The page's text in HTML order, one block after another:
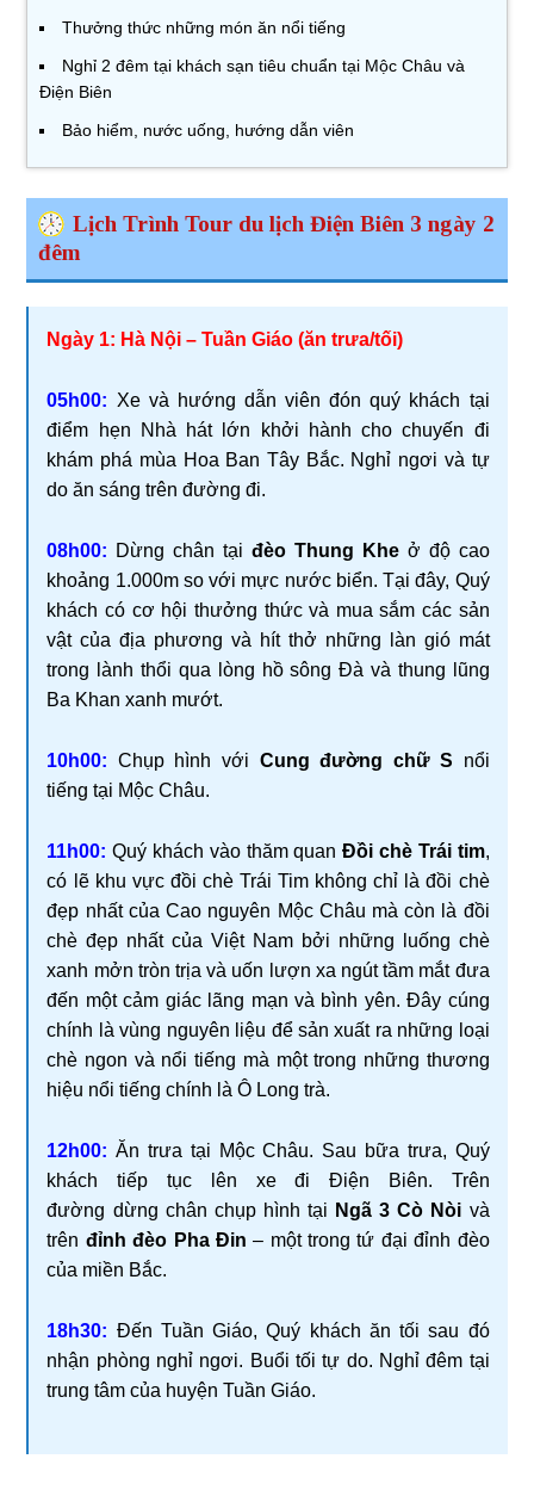
Thưởng thức những món ăn nổi tiếng
Nghỉ 2 đêm tại khách sạn tiêu chuẩn tại Mộc Châu và
Điện Biên
Bảo hiểm, nước uống, hướng dẫn viên
Lịch Trình Tour du lịch Điện Biên 3 ngày 2
đêm
Ngày 1: Hà Nội – Tuần Giáo (ăn trưa/tối)
05h00: Xe và hướng dẫn viên đón quý khách tại
điểm hẹn Nhà hát lớn khởi hành cho chuyến đi
khám phá mùa Hoa Ban Tây Bắc. Nghỉ ngơi và tự
do ăn sáng trên đường đi.
08h00: Dừng chân tạiđèo Thung Khe ở độ cao
khoảng 1.000m so với mực nước biển. Tại đây, Quý
khách có cơ hội thưởng thức và mua sắm các sản
vật của địa phương và hít thở những làn gió mát
trong lành thổi qua lòng hồ sông Đà và thung lũng
Ba Khan xanh mướt.
10h00: Chụp hình với Cung đường chữ S nổi
tiếng tại Mộc Châu.
11h00: Quý khách vào thăm quanĐồi chè Trái tim,
có lẽ khu vực đồi chè Trái Tim không chỉ là đồi chè
đẹp nhất của Cao nguyên Mộc Châu mà còn là đồi
chè đẹp nhất của Việt Nam bởi những luống chè
xanh mởn tròn trịa và uốn lượn xa ngút tầm mắt đưa
đến một cảm giác lãng mạn và bình yên. Đây cúng
chính là vùng nguyên liệu để sản xuất ra những loại
chè ngon và nổi tiếng mà một trong những thương
hiệu nổi tiếng chính là Ô Long trà.
12h00: Ăn trưa tại Mộc Châu. Sau bữa trưa, Quý
khách tiếp tục lên xe đi Điện Biên. Trên
đường dừng chân chụp hình tại Ngã 3 Cò Nòi và
trên đỉnh đèo Pha Đin – một trong tứ đại đỉnh đèo
của miền Bắc.
18h30: Đến Tuần Giáo, Quý khách ăn tối sau đó
nhận phòng nghỉ ngơi. Buổi tối tự do. Nghỉ đêm tại
trung tâm của huyện Tuần Giáo.